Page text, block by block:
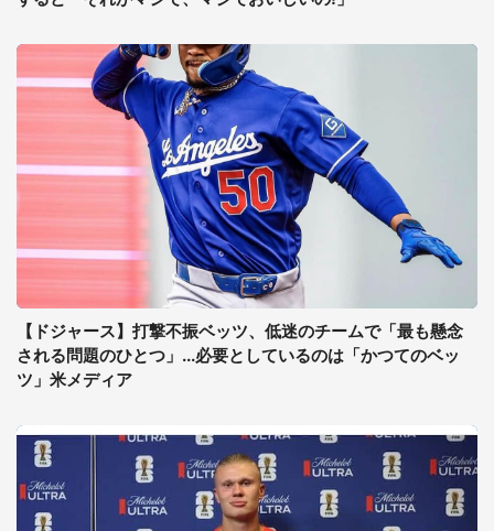
【ドジャース】打撃不振ベッツ、低迷のチームで「最も懸念
される問題のひとつ」...必要としているのは「かつてのベッ
ツ」米メディア